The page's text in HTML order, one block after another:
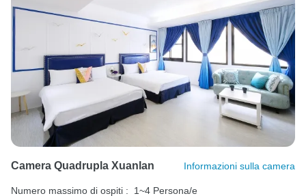
Camera Quadrupla Xuanlan Informazioni sulla camera
Numero massimo di ospiti : 1~4 Persona/e